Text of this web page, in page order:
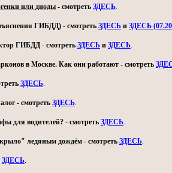
или диоды - смотреть ЗДЕСЬ.
ГИБДД) - смотреть ЗДЕСЬ и ЗДЕСЬ
ГИБДД - смотреть ЗДЕСЬ и ЗДЕСЬ.
в Москве. Как они работают - смотреть
ЗДЕСЬ.
- смотреть ЗДЕСЬ.
для водителей? - смотреть ЗДЕСЬ.
ледяным дождём - смотреть ЗДЕСЬ.
ЗДЕСЬ.